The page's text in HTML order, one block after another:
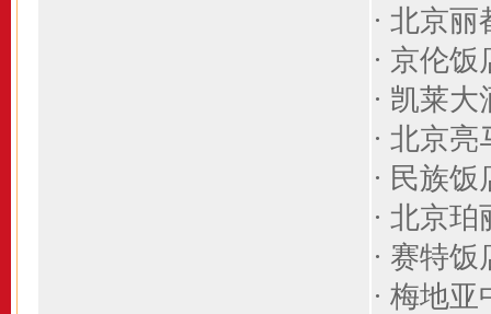
· 北京丽
· 京伦饭
· 凯莱大
· 北京亮
· 民族饭
· 北京珀
· 赛特饭
· 梅地亚